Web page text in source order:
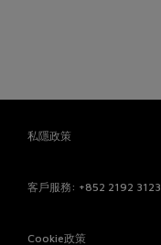
私隱政策
客戶服務: +852 2192 3123
Cookie政策